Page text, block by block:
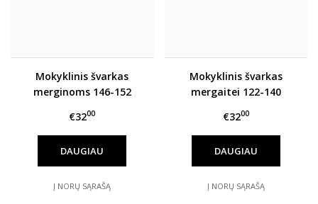
Mokyklinis švarkas
merginoms 146-152
€3200
DAUGIAU
Į NORŲ SĄRAŠĄ
Mokyklinis švarkas
mergaitei 122-140
€3200
DAUGIAU
Į NORŲ SĄRAŠĄ